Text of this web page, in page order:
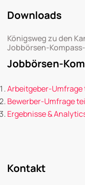
Downloads
Königsweg zu den
Jobbörsen-
Jobbörsen-
Arbeitgeber-
Bewerber-Umfrage
Ergebnisse &
Kontakt